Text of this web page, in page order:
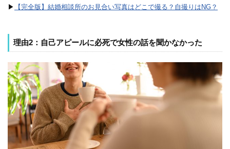
▶︎ 【完全版】結婚相談所のお見合い写真はどこで撮る？自撮りはNG？
理由2：自己アピールに必死で女性の話を聞かなかった